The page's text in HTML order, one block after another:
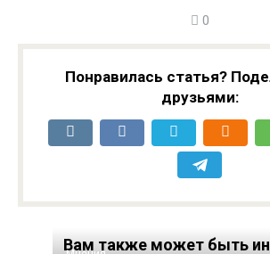
0
Понравилась статья?
друзьями:
Вам также может быть